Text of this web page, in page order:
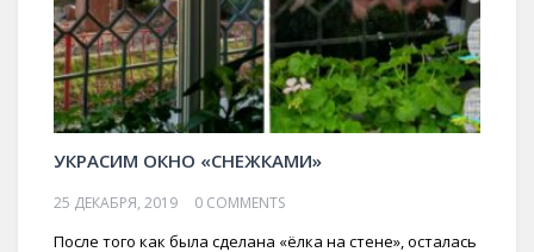
УКРАСИМ ОКНО «СНЕЖКАМИ»
25 ДЕКАБРЯ, 2019 0 COMMENTS
После того как была сделана «ёлка на стене», осталась